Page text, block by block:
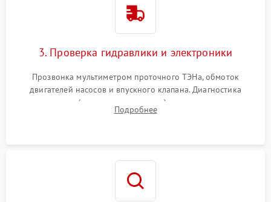
3. Проверка гидравлики и электроники
Прозвонка мультиметром проточного ТЭНа, обмоток
двигателей насосов и впускного клапана. Диагностика
прессостата (датчика уровня воды), датчика мутности,
концевика дверцы и электронного модуля управления.
Подробнее